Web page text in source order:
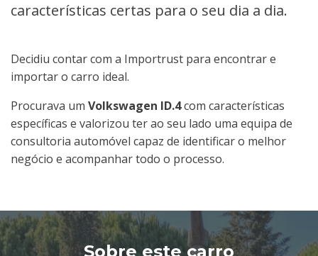
características certas para o seu dia a dia.
Decidiu contar com a Importrust para encontrar e
importar o carro ideal.
Procurava um Volkswagen ID.4com características
específicas e valorizou ter ao seu lado uma equipa de
consultoria automóvel capaz de identificar o melhor
negócio e acompanhar todo o processo.
Sobre este carro